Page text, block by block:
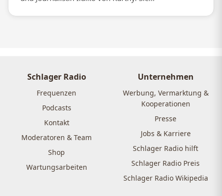
Schlager Radio
Frequenzen
Podcasts
Kontakt
Moderatoren & Team
Shop
Wartungsarbeiten
Unternehmen
Werbung, Vermarktung &
Kooperationen
Presse
Jobs & Karriere
Schlager Radio hilft
Schlager Radio Preis
Schlager Radio Wikipedia